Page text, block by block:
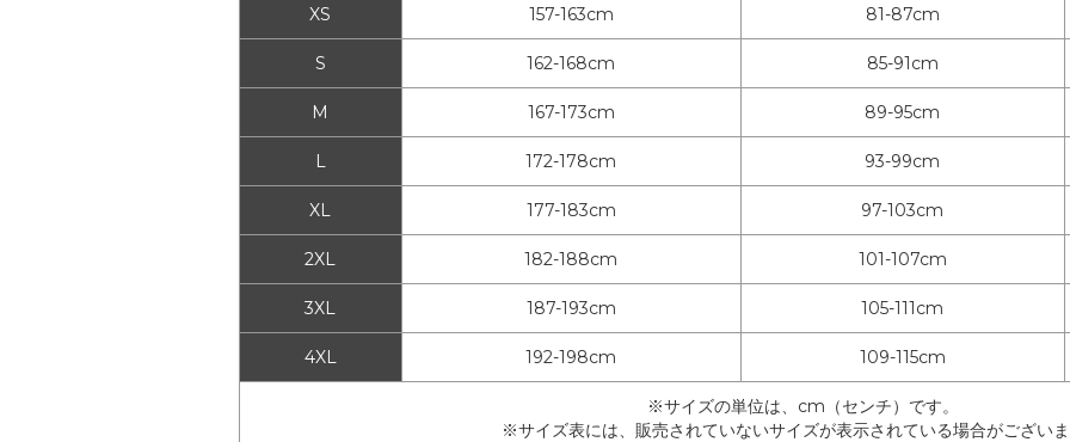
XS 157-163cm 81-87cm
S 162-168cm 85-91cm
M 167-173cm 89-95cm
L 172-178cm 93-99cm
XL 177-183cm 97-103cm
2XL 182-188cm 101-107cm
3XL 187-193cm 105-111cm
4XL 192-198cm 109-115cm
※サイズの単位は、cm（センチ）です。
※サイズ表には、販売されていないサイズが表示されている場合がございま